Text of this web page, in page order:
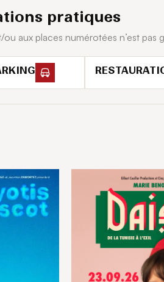
pratiques
ou aux places numérotées n’est